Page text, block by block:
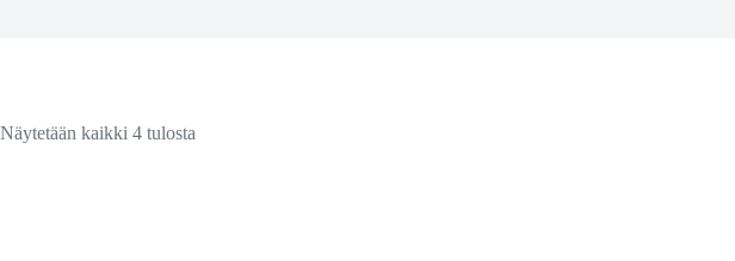
Näytetään kaikki 4 tulosta